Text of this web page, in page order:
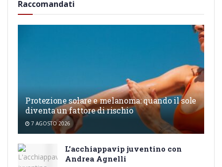
Raccomandati
Protezione solare e melanoma: quando il sole
diventa un fattore di rischio
7 AGOSTO 2026
L’acchiappavip juventino con
Andrea Agnelli